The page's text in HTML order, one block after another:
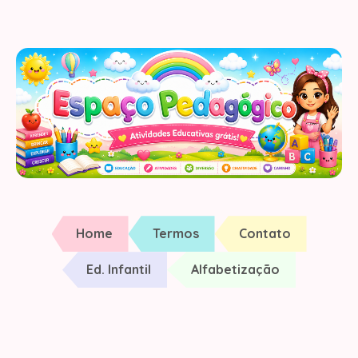
Home Termos Contato
Ed. Infantil Alfabetização